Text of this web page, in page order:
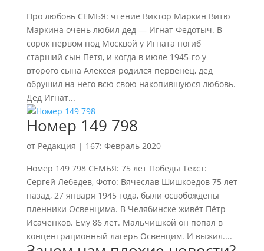
Про любовь СЕМЬЯ: чтение Виктор Маркин Витю
Маркина очень любил дед — Игнат Федотыч. В
сорок первом под Москвой у Игната погиб
старший сын Петя, и когда в июле 1945-го у
второго сына Алексея родился первенец, дед
обрушил на него всю свою накопившуюся любовь.
Дед Игнат...
Номер 149 798
от Редакция | 167: Февраль 2020
Номер 149 798 СЕМЬЯ: 75 лет Победы Текст:
Сергей Лебедев, Фото: Вячеслав Шишкоедов 75 лет
назад, 27 января 1945 года, были освобождены
пленники Освенцима. В Челябинске живёт Пётр
Исаченков. Ему 86 лет. Мальчишкой он попал в
концентрационный лагерь Освенцим. И выжил....